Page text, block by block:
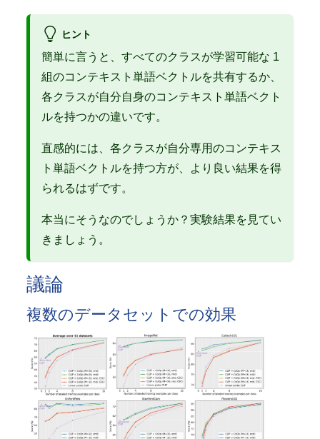
ヒント
簡単に言うと、すべてのクラスが学習可能な 1
組のコンテキスト単語ベクトルを共有するか、
各クラスが自分自身のコンテキスト単語ベクト
ルを持つかの違いです。
直感的には、各クラスが自分専用のコンテキス
ト単語ベクトルを持つ方が、より良い結果を得
られるはずです。
本当にそうなのでしょうか？実験結果を見てい
きましょう。
議論
複数のデータセットでの効果